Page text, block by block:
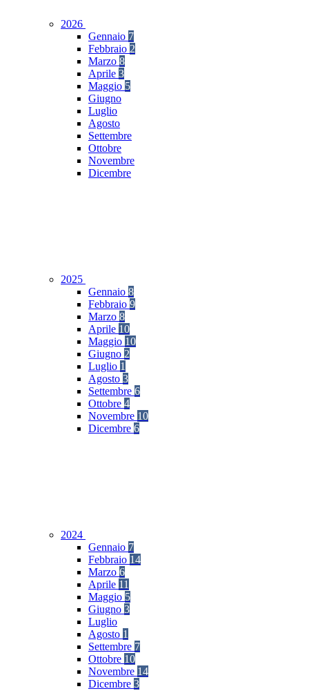
2026
Gennaio 7
Febbraio 2
Marzo 8
Aprile 3
Maggio 5
Giugno
Luglio
Agosto
Settembre
Ottobre
Novembre
Dicembre
2025
Gennaio 8
Febbraio 9
Marzo 8
Aprile 10
Maggio 10
Giugno 2
Luglio 1
Agosto 3
Settembre 6
Ottobre 4
Novembre 10
Dicembre 6
2024
Gennaio 7
Febbraio 14
Marzo 6
Aprile 11
Maggio 5
Giugno 3
Luglio
Agosto 1
Settembre 7
Ottobre 10
Novembre 14
Dicembre 3